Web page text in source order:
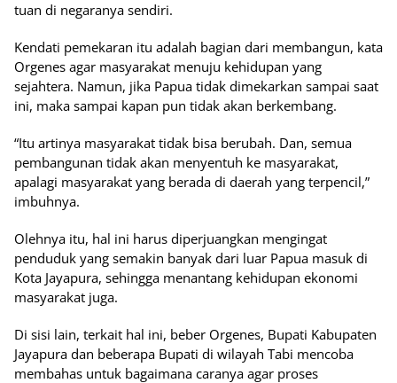
tuan di negaranya sendiri.
Kendati pemekaran itu adalah bagian dari membangun, kata
Orgenes agar masyarakat menuju kehidupan yang
sejahtera. Namun, jika Papua tidak dimekarkan sampai saat
ini, maka sampai kapan pun tidak akan berkembang.
“Itu artinya masyarakat tidak bisa berubah. Dan, semua
pembangunan tidak akan menyentuh ke masyarakat,
apalagi masyarakat yang berada di daerah yang terpencil,”
imbuhnya.
Olehnya itu, hal ini harus diperjuangkan mengingat
penduduk yang semakin banyak dari luar Papua masuk di
Kota Jayapura, sehingga menantang kehidupan ekonomi
masyarakat juga.
Di sisi lain, terkait hal ini, beber Orgenes, Bupati Kabupaten
Jayapura dan beberapa Bupati di wilayah Tabi mencoba
membahas untuk bagaimana caranya agar proses